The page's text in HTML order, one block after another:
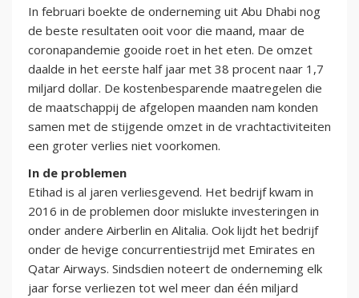
In februari boekte de onderneming uit Abu Dhabi nog
de beste resultaten ooit voor die maand, maar de
coronapandemie gooide roet in het eten. De omzet
daalde in het eerste half jaar met 38 procent naar 1,7
miljard dollar. De kostenbesparende maatregelen die
de maatschappij de afgelopen maanden nam konden
samen met de stijgende omzet in de vrachtactiviteiten
een groter verlies niet voorkomen.
In de problemen
Etihad is al jaren verliesgevend. Het bedrijf kwam in
2016 in de problemen door mislukte investeringen in
onder andere Airberlin en Alitalia. Ook lijdt het bedrijf
onder de hevige concurrentiestrijd met Emirates en
Qatar Airways. Sindsdien noteert de onderneming elk
jaar forse verliezen tot wel meer dan één miljard